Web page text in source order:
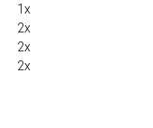
1x
2x
2x
2x